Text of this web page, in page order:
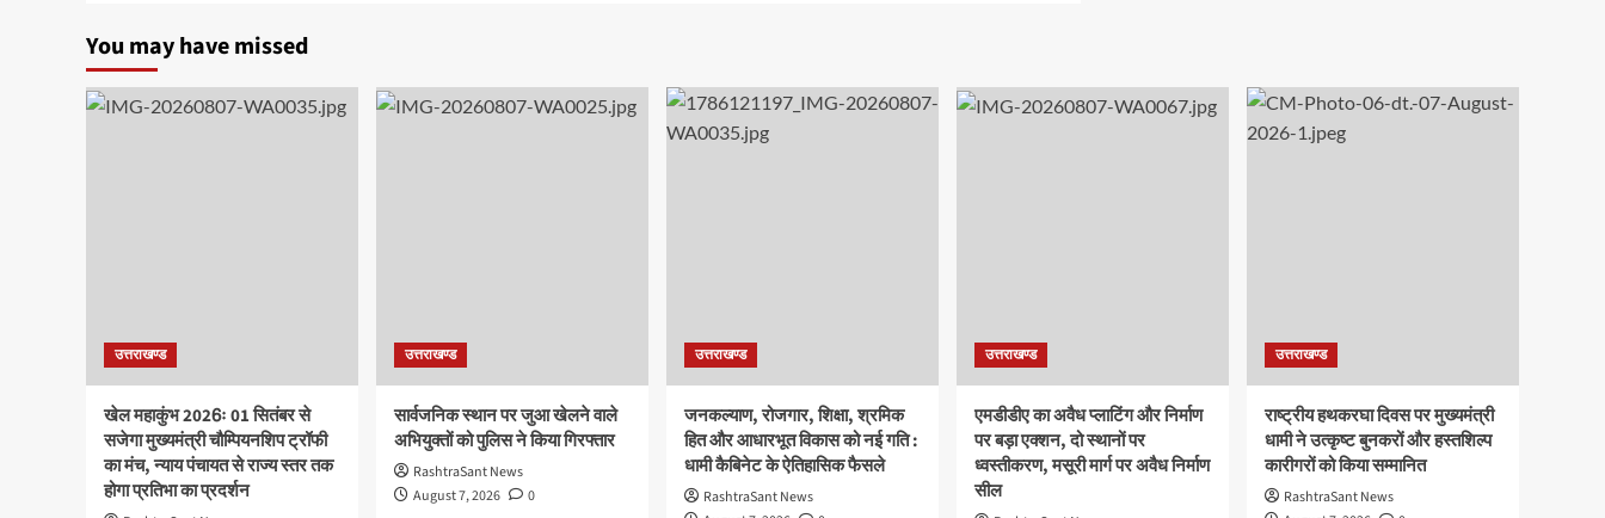
You may have missed
उत्तराखण्ड
खेल महाकुंभ 2026ः 01 सितंबर से
सजेगा मुख्यमंत्री चौम्पियनशिप ट्रॉफी
का मंच, न्याय पंचायत से राज्य स्तर तक
होगा प्रतिभा का प्रदर्शन
उत्तराखण्ड
सार्वजनिक स्थान पर जुआ खेलने वाले
अभियुक्तों को पुलिस ने किया गिरफ्तार
RashtraSant News
August 7, 2026
0
उत्तराखण्ड
जनकल्याण, रोजगार, शिक्षा, श्रमिक
हित और आधारभूत विकास को नई गति :
धामी कैबिनेट के ऐतिहासिक फैसले
RashtraSant News
उत्तराखण्ड
एमडीडीए का अवैध प्लाटिंग और निर्माण
पर बड़ा एक्शन, दो स्थानों पर
ध्वस्तीकरण, मसूरी मार्ग पर अवैध निर्माण
सील
उत्तराखण्ड
राष्ट्रीय हथकरघा दिवस पर मुख्यमंत्री
धामी ने उत्कृष्ट बुनकरों और हस्तशिल्प
कारीगरों को किया सम्मानित
RashtraSant News